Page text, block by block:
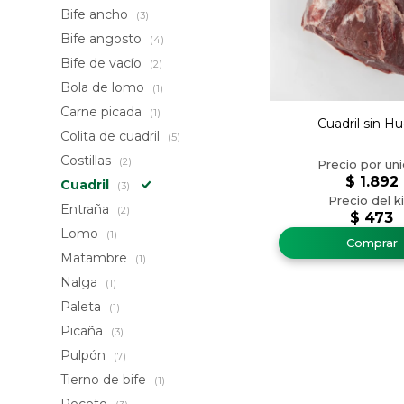
Cuadril sin
$ 473
$ 1.892
Bife ancho (3)
Bife angosto (4)
Bife de vacío (2)
Bola de lomo (1)
Carne picada (1)
Colita de cuadril (5)
Costillas (2)
Cuadril (3)
Entraña (2)
Lomo (1)
Matambre (1)
Nalga (1)
Paleta (1)
Picaña (3)
Pulpón (7)
Tierno de bife (1)